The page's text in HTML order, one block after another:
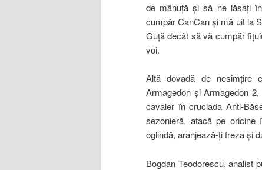
de mânuţă şi să ne lăsaţi
cumpăr CanCan şi mă uit la
Guţă decât să vă cumpăr
voi.
Altă dovadă de nesimţire
Armagedon şi Armagedon
cavaler în cruciada Anti-
sezonieră, atacă pe oricine
oglindă, aranjează-ţi freza şi
Bogdan Teodorescu, analist